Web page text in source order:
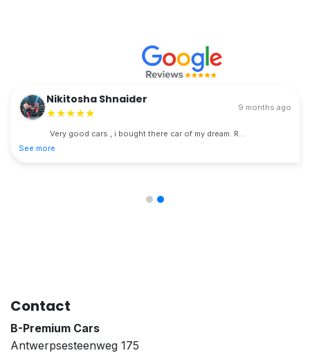
Nikitosha Shnaider
★★★★★
9 months ago
Very good cars , i bought there car of my dream. R...
See more
Contact
B-Premium Cars
Antwerpsesteenweg 175